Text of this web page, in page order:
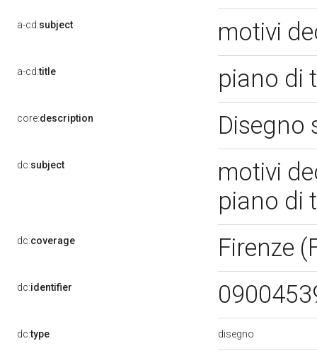
a-cd:subject motivi
a-cd:title piano di
core:description
dc:subject
motivi
piano di
dc:coverage Firenze
dc:identifier
dc:type disegno